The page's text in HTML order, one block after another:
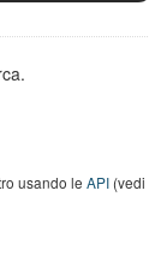
usando le API(vedi